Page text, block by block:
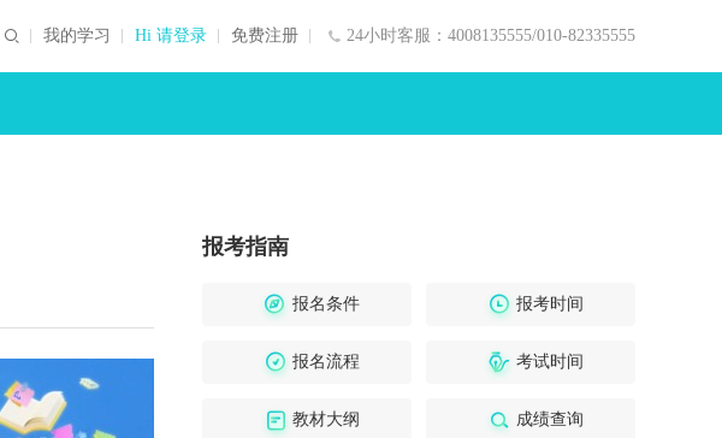
24小时客服：4008135555/010-82335555
我的学习 Hi 请登录 免费注册
报考指南
报名条件 报考时间
报名流程 考试时间
教材大纲 成绩查询